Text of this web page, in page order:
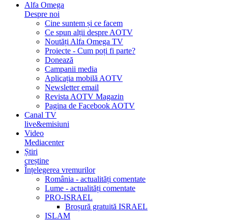
Alfa Omega
Despre noi
Cine suntem și ce facem
Ce spun alții despre AOTV
Noutăți Alfa Omega TV
Proiecte - Cum poți fi parte?
Donează
Campanii media
Aplicația mobilă AOTV
Newsletter email
Revista AOTV Magazin
Pagina de Facebook AOTV
Canal TV
live&emisiuni
Video
Mediacenter
Știri
creștine
Înțelegerea vremurilor
România - actualități comentate
Lume - actualități comentate
PRO-ISRAEL
Broșură gratuită ISRAEL
ISLAM